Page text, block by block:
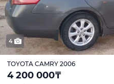
4
TOYOTA CAMRY 2006
4 200 000₸